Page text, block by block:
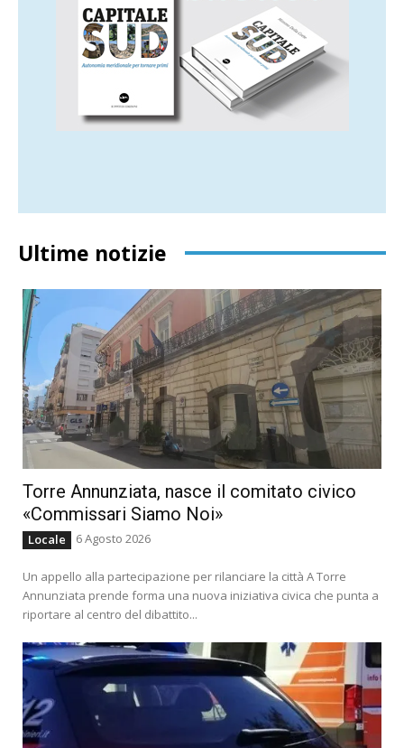
Ultime notizie
Torre Annunziata, nasce il comitato civico
«Commissari Siamo Noi»
Locale 6 Agosto 2026
Un appello alla partecipazione per rilanciare la città A Torre
Annunziata prende forma una nuova iniziativa civica che punta a
riportare al centro del dibattito...